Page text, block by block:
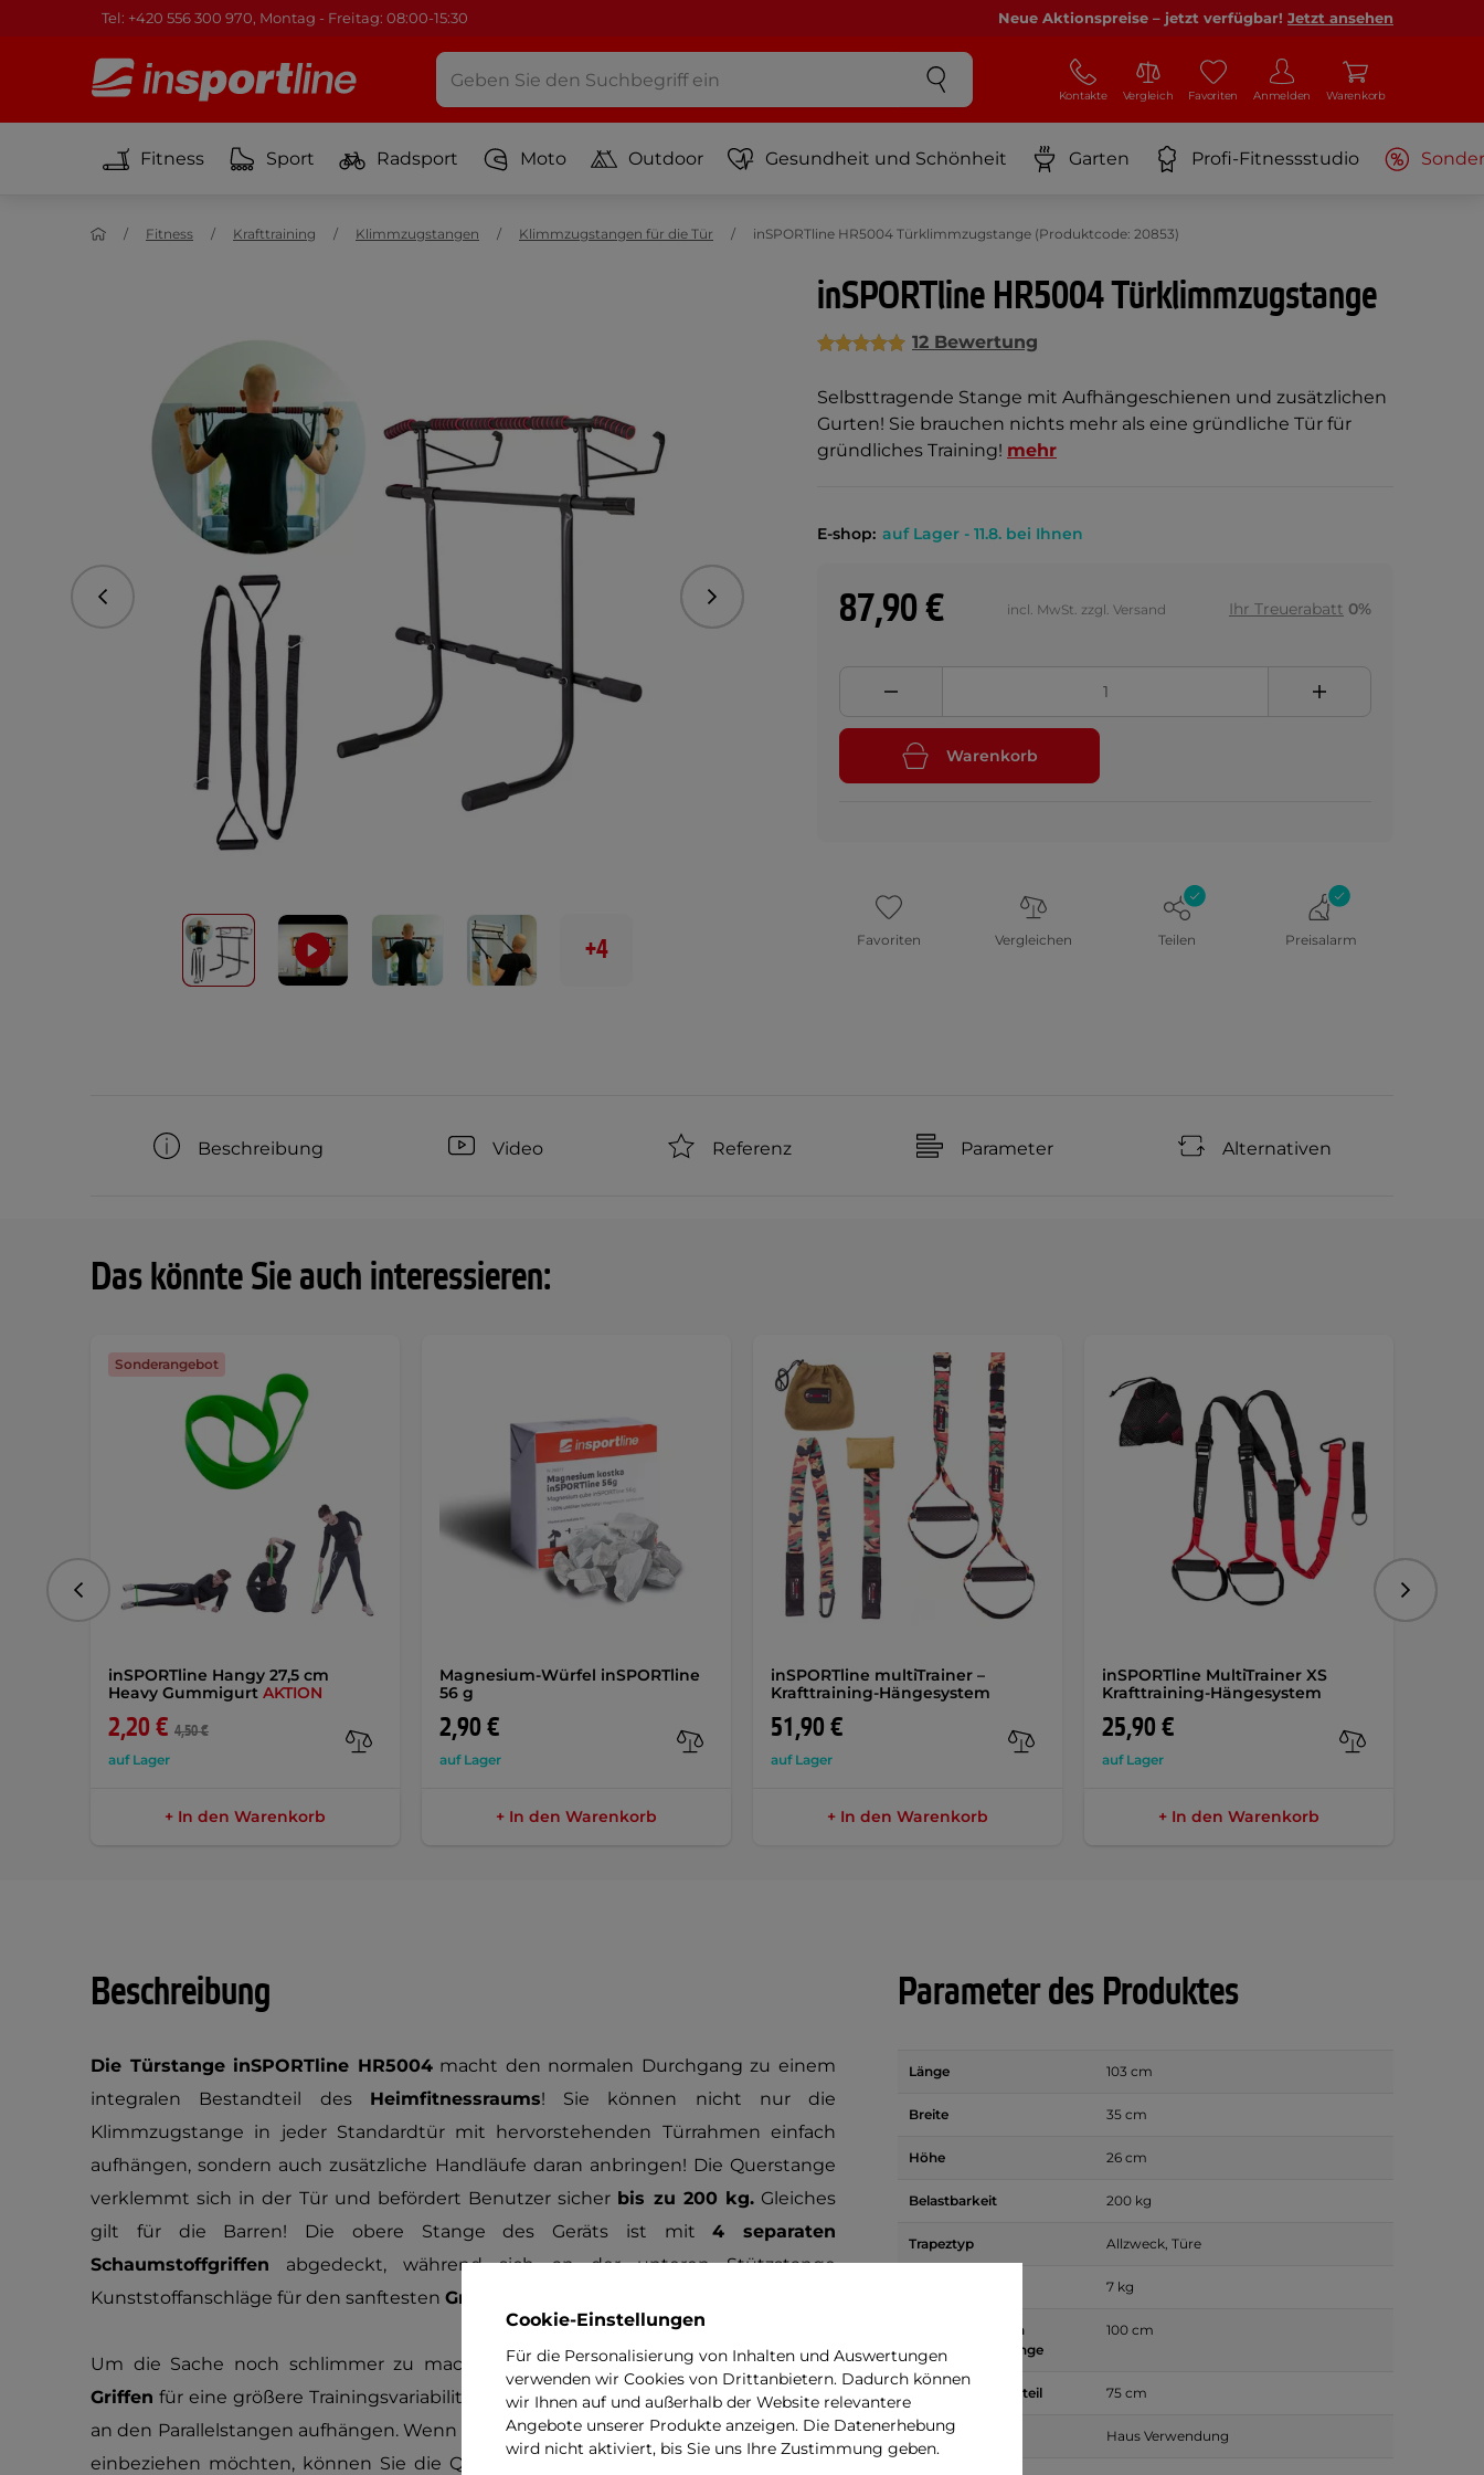
Tel: +420 556 300 970, Montag - Freitag: 08:00-15:30 Neue Aktionspreise – jetzt verfügbar! Jetzt ansehen
Kontakte Vergleich Favoriten Anmelden Warenkorb
Fitness Sport Radsport Moto Outdoor Gesundheit und Schönheit Garten Profi-Fitnessstudio
Fitness Krafttraining Klimmzugstangen Klimmzugstangen für die Tür inSPORTline HR5004 Türklimmzugstange (Produktcode: 20853)
inSPORTline HR5004 Türklimmzugstange
12 Bewertung
Selbsttragende Stange mit Aufhängeschienen und zusätzlichen
Gurten! Sie brauchen nichts mehr als eine gründliche Tür für
gründliches Training! mehr
vorhergehend Folgend
+4
E-shop: auf Lager - 11.8. bei Ihnen
87,90 € incl. MwSt. zzgl. Versand Ihr Treuerabatt 0%
Warenkorb
Favoriten Vergleichen Teilen Preisalarm
Beschreibung Video Referenz Parameter Alternativen
Das könnte Sie auch interessieren:
inSPORTline Hangy 27,5 cm
Heavy Gummigurt AKTION
2,20 € 4,50 €
auf Lager
Sonderangebot
+ In den Warenkorb
Magnesium-Würfel inSPORTline
56 g
2,90 €
auf Lager
+ In den Warenkorb
inSPORTline multiTrainer –
Krafttraining-Hängesystem
51,90 €
auf Lager
+ In den Warenkorb
inSPORTline MultiTrainer XS
Krafttraining-Hängesystem
25,90 €
auf Lager
+ In den Warenkorb
vorhergehend Folgend
Beschreibung
Die Türstange inSPORTline HR5004macht den normalen Durchgang zu einem
integralen Bestandteil des Heimfitnessraums! Sie können nicht nur die
Klimmzugstange in jeder Standardtür mit hervorstehenden Türrahmen einfach
aufhängen, sondern auch zusätzliche Handläufe daran anbringen! Die Querstange
verklemmt sich in der Tür und befördert Benutzer sicher bis zu 200 kg.Gleiches
gilt für die Barren! Die obere Stange des Geräts ist mit4 separaten
Schaumstoffgriffen abgedeckt, während sich an der unteren Stützstange
Kunststoffanschläge für den sanftesten Griff
Um die Sache noch schlimmer zu machen, enthält das Paket auch Gurte mit
Griffen für eine größere Trainingsvariabilität. Sie können sie an der Querstange und
an den Parallelstangen aufhängen. Wenn Sie während der Übung andere Elemente
einbeziehen möchten, können Sie die Querstange auf den Boden legen und als
Parameter des Produktes
Länge 103 cm
Breite 35 cm
Höhe 26 cm
Belastbarkeit 200 kg
Trapeztyp Allzweck, Türe
7 kg
Breite der oberen
horizontalen Stange
100 cm
Breite zum Biegeteil 75 cm
Verwendungsart Haus Verwendung
Cookie-Einstellungen
Für die Personalisierung von Inhalten und Auswertungen
verwenden wir Cookies von Drittanbietern. Dadurch können
wir Ihnen auf und außerhalb der Website relevantere
Angebote unserer Produkte anzeigen. Die Datenerhebung
wird nicht aktiviert, bis Sie uns Ihre Zustimmung geben.